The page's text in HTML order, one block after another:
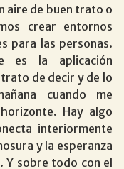
aire de buen trato o
crear entornos
para las personas.
es la aplicación
de decir y de lo
cuando me
Hay algo
interiormente
y la esperanza
Y sobre todo con el